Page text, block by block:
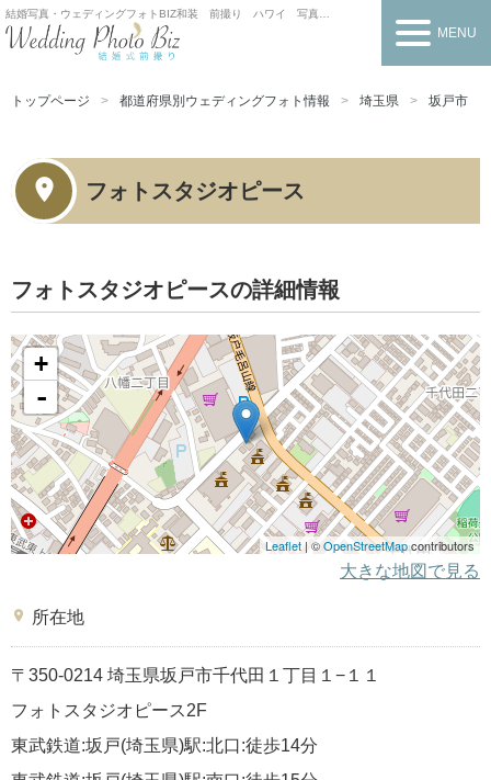
結婚写真・ウェディングフォトBIZ和装 前撮り ハワイ 写真だけの結婚式
MENU
トップページ 都道府県別ウェディングフォト情報 埼玉県 坂戸市
フォトスタジオピース
フォトスタジオピースの詳細情報
+
-
Leaflet | ©OpenStreetMapcontributors
大きな地図で見る
place 所在地
〒350-0214 埼玉県坂戸市千代田１丁目１−１１
フォトスタジオピース2F
東武鉄道:坂戸(埼玉県)駅:北口:徒歩14分